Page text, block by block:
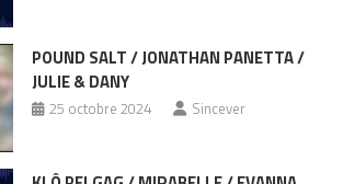
POUND SALT / JONATHAN PANETTA /
JULIE & DANY
25 octobre 2024 Sincever